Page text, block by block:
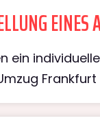
EINES
ein
Frankfurt